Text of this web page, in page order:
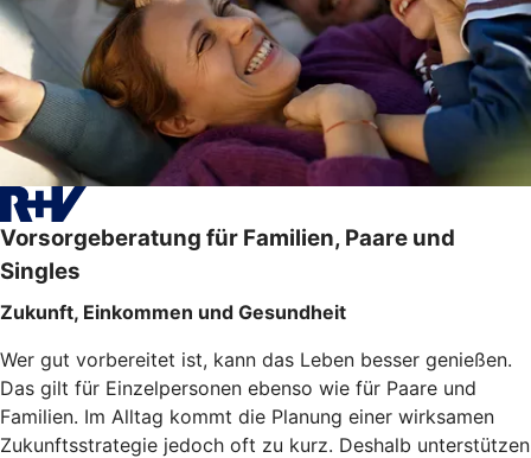
Vorsorgeberatung für Familien, Paare und
Singles
Zukunft, Einkommen und Gesundheit
Wer gut vorbereitet ist, kann das Leben besser genießen.
Das gilt für Einzelpersonen ebenso wie für Paare und
Familien. Im Alltag kommt die Planung einer wirksamen
Zukunftsstrategie jedoch oft zu kurz. Deshalb unterstützen